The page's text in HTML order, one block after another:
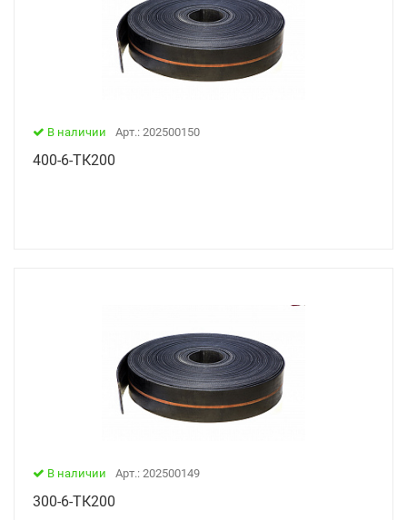
В наличии Арт.: 202500150
400-6-ТК200
В наличии Арт.: 202500149
300-6-ТК200